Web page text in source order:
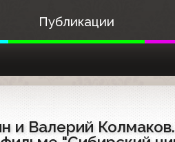
Публикации
и Валерий